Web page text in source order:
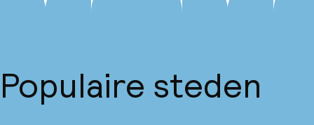
Populaire steden